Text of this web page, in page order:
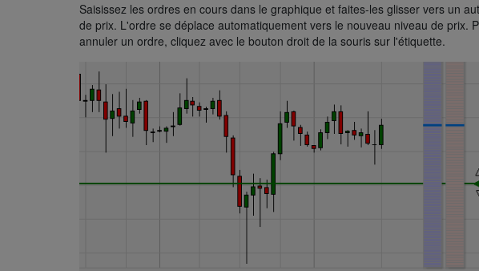
Saisissez les ordres en cours dans le graphique et faites-les glisser vers un
de prix. L'ordre se déplace automatiquement vers le nouveau niveau de prix.
annuler un ordre, cliquez avec le bouton droit de la souris sur l'étiquette.